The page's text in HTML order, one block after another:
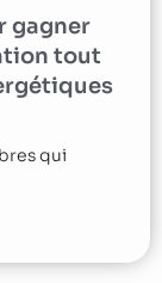
gagner
tout
qui